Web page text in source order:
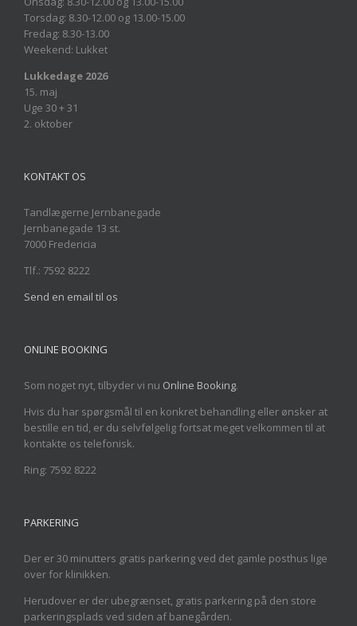
Torsdag: 8.30-12.00 og 13.00-15.00
Fredag: 8.30-13.00
Weekend: Lukket
Lukkedage 2026
15. maj
Uge 30 + 31
2. oktober
KONTAKT OS
Tandlægerne Jernbanegade
Jernbanegade 13 st.
7000 Fredericia
Tlf.: 7592 8222
Send en email til os
ONLINE BOOKING
Som noget nyt, tilbyder vi nu Online Booking.
Hvis du har spørgsmål til en konkret behandling eller ønsker at
bestille en tid, er du selvfølgelig fortsat meget velkommen til at
kontakte os telefonisk.
Ring: 7592 8222
PARKERING
Der er 30 minutters gratis parkering ved det gamle posthus lige
over for klinikken.
Herudover er der ubegrænset, gratis parkering på den store
parkeringsplads ved siden af banegården.